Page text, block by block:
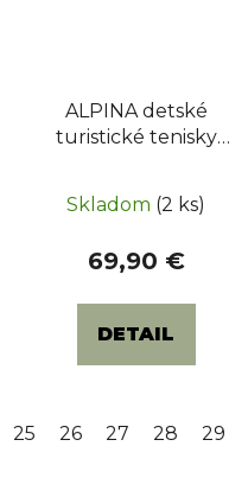
ALPINA detské
turistické tenisky
Blue
Skladom (2 ks)
69,90 €
DETAIL
25 26 27 28 29